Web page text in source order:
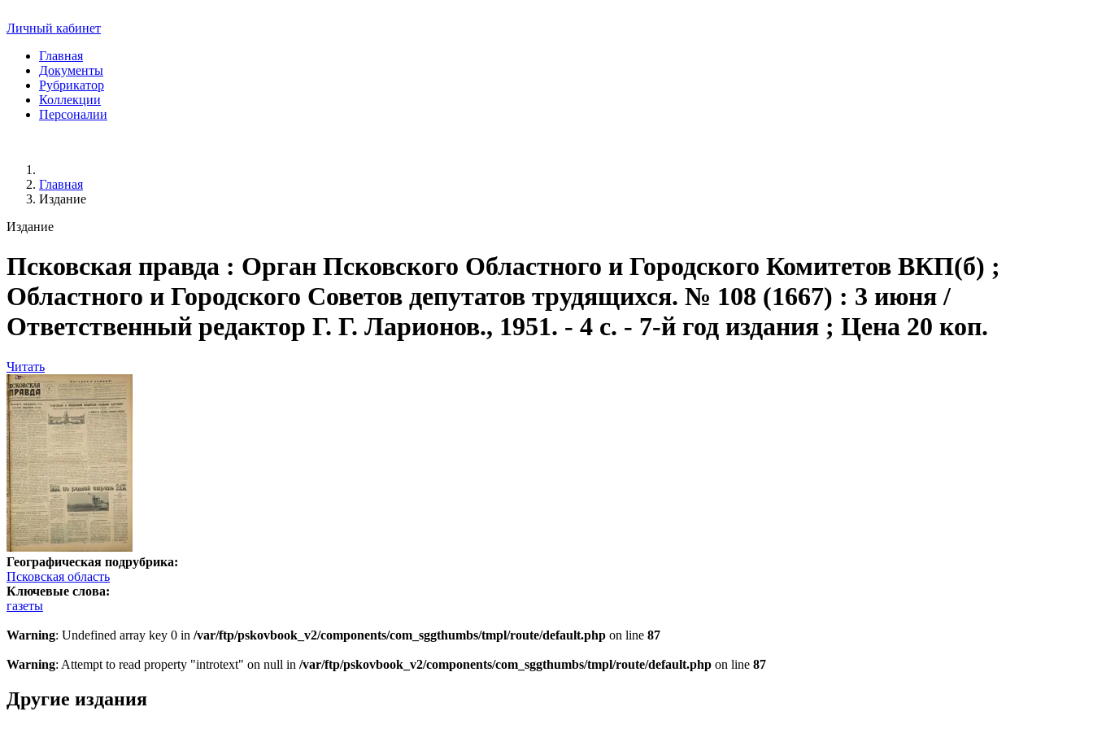
Личный кабинет
Главная
Документы
Рубрикатор
Коллекции
Персоналии
Главная
Издание
Издание
Псковская правда : Орган Псковского Областного и Городского Комитетов ВКП(б) ;
Областного и Городского Советов депутатов трудящихся. № 108 (1667) : 3 июня /
Ответственный редактор Г. Г. Ларионов., 1951. - 4 с. - 7-й год издания ; Цена 20 коп.
Читать
Географическая подрубрика:
Псковская область
Ключевые слова:
газеты
Warning: Undefined array key 0 in /var/ftp/pskovbook_v2/components/com_sggthumbs/tmpl/route/default.php on line 87
Warning: Attempt to read property "introtext" on null in /var/ftp/pskovbook_v2/components/com_sggthumbs/tmpl/route/default.php on line 87
Другие издания